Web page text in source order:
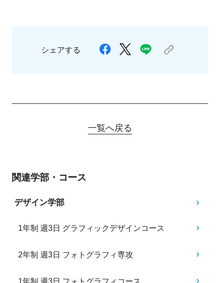
シェアする
一覧へ戻る
関連学部・コース
デザイン学部
1年制 週3日 グラフィックデザインコース
2年制 週3日 フォトグラフィ専攻
1年制 週3日 フォトグラフィコース